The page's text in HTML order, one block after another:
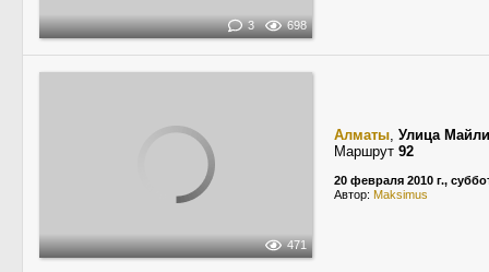
3 698
471
Алматы, Улица
Маршрут 92
20 февраля 2010 г.,
Автор: Maksimus